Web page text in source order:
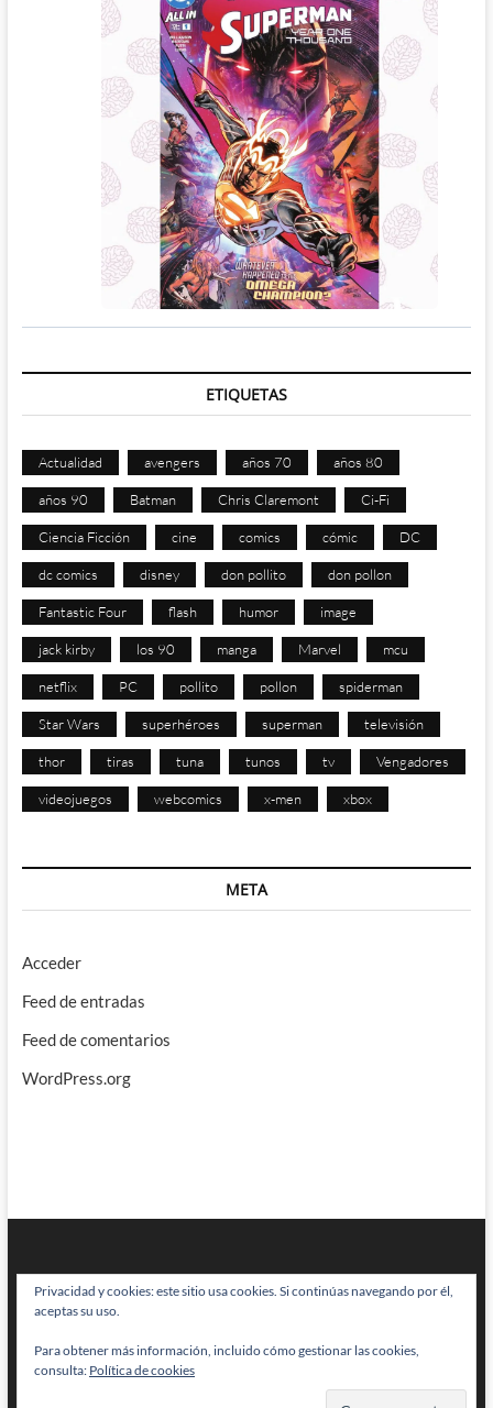
ETIQUETAS
Actualidad avengers años 70 años 80
años 90 Batman Chris Claremont Ci-Fi
Ciencia Ficción cine comics cómic DC
dc comics disney don pollito don pollon
Fantastic Four flash humor image
jack kirby los 90 manga Marvel mcu
netflix PC pollito pollon spiderman
Star Wars superhéroes superman televisión
thor tiras tuna tunos tv Vengadores
videojuegos webcomics x-men xbox
META
Acceder
Feed de entradas
Feed de comentarios
WordPress.org
BRAINSTOMPING| Diseñado por:Theme Freesia|WordPress| © Todos
los derechos reservados
Privacidad y cookies: este sitio usa cookies. Si continúas navegando por él,
aceptas su uso.
Para obtener más información, incluido cómo gestionar las cookies,
consulta: Política de cookies